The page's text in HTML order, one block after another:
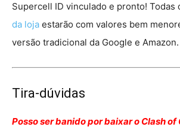
Supercell ID vinculado e pronto! Todas
da loja estarão com valores bem
versão tradicional da Google e Amazon.
Tira-dúvidas
Posso ser banido por baixar o Clash of